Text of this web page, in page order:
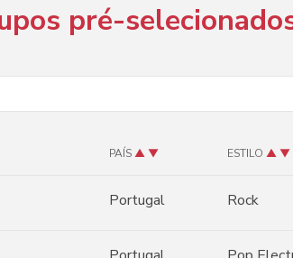
pré-
PAÍS▲▼ ESTILO ▲▼
Portugal Rock